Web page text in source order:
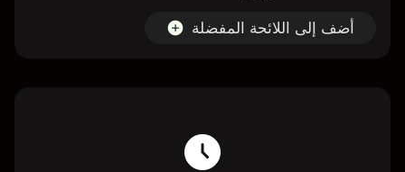
أضف إلى اللائحة المفضلة